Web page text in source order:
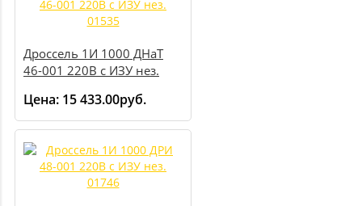
Дроссель 1И 1000 ДНаТ
46-001 220В с ИЗУ нез.
Цена: 15 433.00руб.